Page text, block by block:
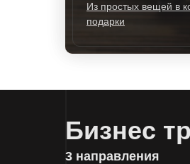
Из простых вещей в
подарки
Бизнес
3 направления